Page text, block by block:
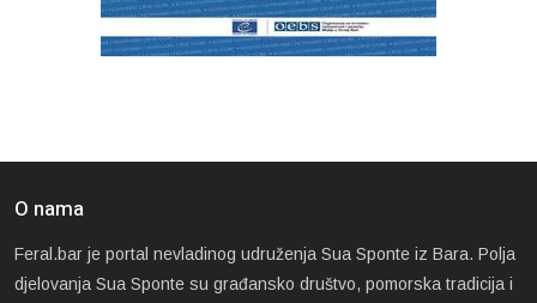
O nama
Feral.bar je portal nevladinog udruženja Sua Sponte iz Bara. Polja
djelovanja Sua Sponte su građansko društvo, pomorska tradicija i